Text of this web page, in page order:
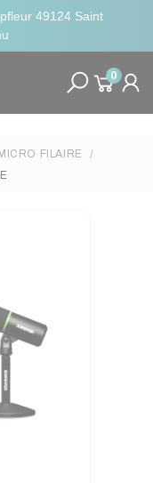
49124 Saint
0
MICRO FILAIRE